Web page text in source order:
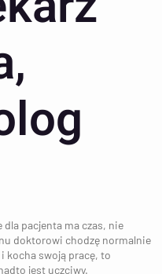
dla pacjenta ma czas, nie
doktorowi chodzę normalnie
kocha swoją pracę, to
jest uczciwy.